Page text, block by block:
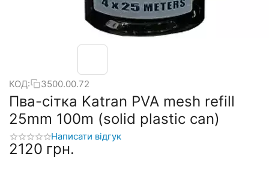
КОД: 3500.00.72
Пва-сітка Katran PVA mesh refill
25mm 100m (solid plastic can)
Написати відгук
‍2120‍ грн.